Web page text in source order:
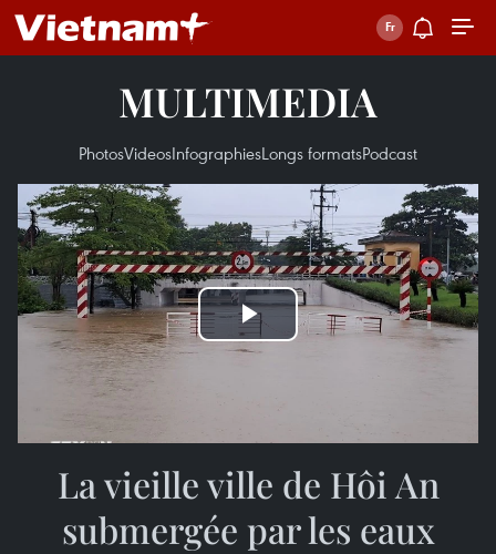
MULTIMEDIA
PhotosVideosInfographiesLongs formatsPodcast
Play
La vieille ville de Hôi An
submergée par les eaux